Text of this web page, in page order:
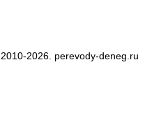
2010-2026. perevody-deneg.ru